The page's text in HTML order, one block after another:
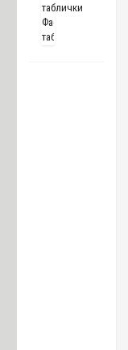
Фасадные
таблички